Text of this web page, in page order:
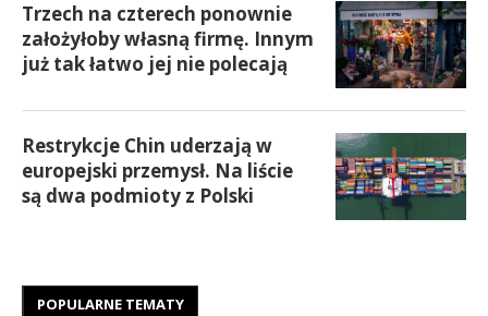
Trzech na czterech ponownie
założyłoby własną firmę. Innym
już tak łatwo jej nie polecają
Restrykcje Chin uderzają w
europejski przemysł. Na liście
są dwa podmioty z Polski
POPULARNE TEMATY